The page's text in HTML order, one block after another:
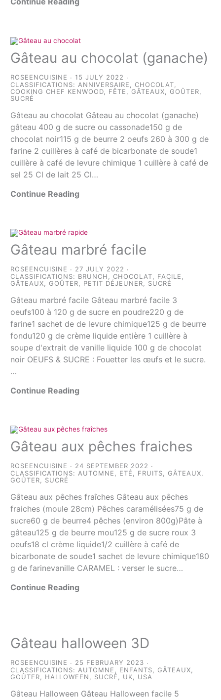
Gâteau au chocolat (ganache)
ROSEENCUISINE
15 JULY 2022
CLASSIFICATIONS: ANNIVERSAIRE ,CHOCOLAT
COOKING CHEF KENWOOD
FÊTE ,GÂTEAUX ,GOÛTER
SUCRÉ
Gâteau au chocolat Gâteau au chocolat (ganache)
gâteau 400 g de sucre ou cassonade150 g de
chocolat noir115 g de beurre 2 oeufs 260 à 300 g de
farine 2 cuillères à café de bicarbonate de soude1
cuillère à café de levure chimique 1 cuillère à café de
sel 25 Cl de lait 25 Cl…
Continue Reading
Gâteau marbré facile
ROSEENCUISINE
27 JULY 2022
CLASSIFICATIONS: BRUNCH ,CHOCOLAT FACILE
GÂTEAUX ,GOÛTER PETIT DÉJEUNER SUCRÉ
Gâteau marbré facile Gâteau marbré facile 3
oeufs100 à 120 g de sucre en poudre220 g de
farine1 sachet de de levure chimique125 g de beurre
fondu120 g de crème liquide entière 1 cuillère à
soupe d'extrait de vanille liquide 100 g de chocolat
noir OEUFS & SUCRE : Fouetter les œufs et le sucre.
…
Continue Reading
Gâteau aux pêches fraiches
ROSEENCUISINE
24 SEPTEMBER 2022
CLASSIFICATIONS:AUTOMNE, ETÉ, FRUITS,GÂTEAUX,
GOÛTER, SUCRÉ
Gâteau aux pêches fraîches Gâteau aux pêches
fraiches (moule 28cm) Pêches caramélisées75 g de
sucre60 g de beurre4 pêches (environ 800g)Pâte à
gâteau125 g de beurre mou125 g de sucre roux 3
oeufs18 cl crème liquide1/2 cuillère à café de
bicarbonate de soude1 sachet de levure chimique180
g de farinevanille CARAMEL : verser le sucre…
Continue Reading
Gâteau halloween 3D
ROSEENCUISINE
25 FEBRUARY 2023
CLASSIFICATIONS: AUTOMNE ENFANTS ,GÂTEAUX
GOÛTER
HALLOWEEN SUCRÉ UK USA
Gâteau Halloween Gâteau Halloween facile 5